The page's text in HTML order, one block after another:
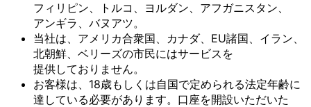
フィリピン、
トルコ、 ヨルダン、 アフガニスタン、
アンギラ、 バヌアツ。
当社は、 アメリカ合衆国、 カナダ、 EU諸国、 イラン、
北朝鮮、 ベリーズの市民にはサービスを
提供しておりません。
お客様は、 18歳も しくは自国で定められる法定年齢に
達している必要があります。 口座を開設いただいた